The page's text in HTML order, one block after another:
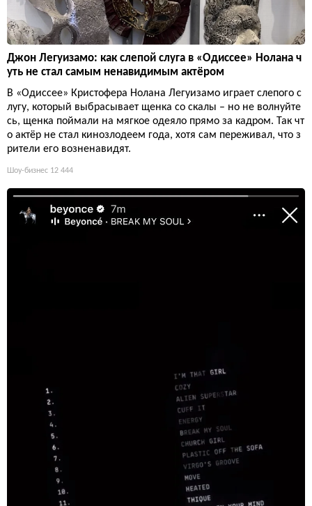
Джон Легуизамо: как слепой слуга в «Одиссее» Нолана ч
уть не стал самым ненавидимым актёром
В «Одиссее» Кристофера Нолана Легуизамо играет слепого с
лугу, который выбрасывает щенка со скалы – но не волнуйте
сь, щенка поймали на мягкое одеяло прямо за кадром. Так чт
о актёр не стал кинозлодеем года, хотя сам переживал, что з
рители его возненавидят.
Шоу-бизнес 12 444